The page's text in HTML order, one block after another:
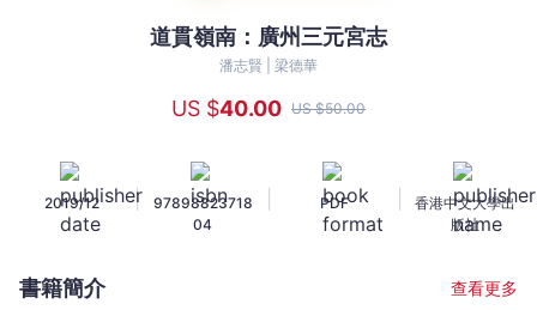
志
道貫嶺南：廣州三元宮志
潘志賢 | 梁德華
US $40.00 US $50.00
2019/12 |
97898823718
04
PDF
香港中文大學出
版社
書籍簡介 查看更多